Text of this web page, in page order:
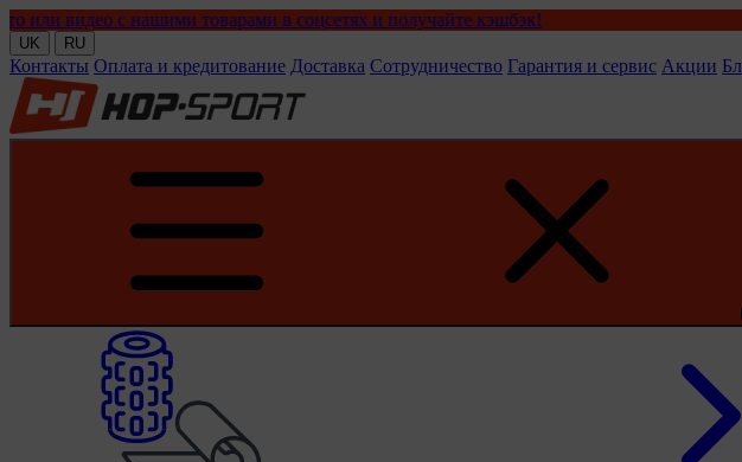
товарами в соцсетях и получайте кэшбэк!
UK RU
Контакты Оплата и кредитование Доставка Сотрудничество Гарантия и сервис Акции